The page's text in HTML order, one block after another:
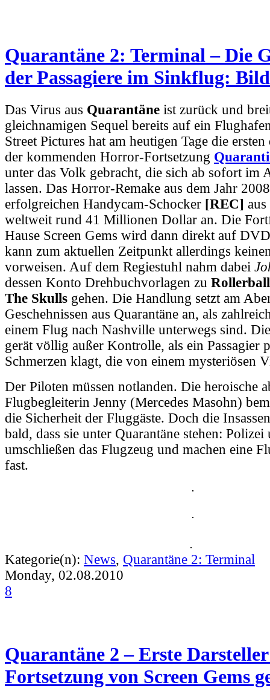
Quarantäne 2: Terminal – Die
der Passagiere im Sinkflug:
Das Virus aus Quarantäne ist zurück und
gleichnamigen Sequel bereits auf ein
Street Pictures hat am heutigen Tage die
der kommenden Horror-Fortsetzung
unter das Volk gebracht, die sich ab sofort im
lassen. Das Horror-Remake aus dem Jahr
erfolgreichen Handycam-Schocker [REC]
weltweit rund 41 Millionen Dollar an. Die
Hause Screen Gems wird dann direkt auf
kann zum aktuellen Zeitpunkt allerdings
vorweisen. Auf dem Regiestuhl nahm dabei
dessen Konto Drehbuchvorlagen zu Rollerball
The Skulls gehen. Die Handlung setzt am
Geschehnissen aus Quarantäne an, als
einem Flug nach Nashville unterwegs sind.
gerät völlig außer Kontrolle, als ein Passagier
Schmerzen klagt, die von einem mysteriösen
Der Piloten müssen notlanden. Die heroische
Flugbegleiterin Jenny (Mercedes Masohn)
die Sicherheit der Fluggäste. Doch die
bald, dass sie unter Quarantäne stehen:
umschließen das Flugzeug und machen eine
fast.
Kategorie(n): News, Quarantäne 2: Terminal
Monday, 02.08.2010
8
Quarantäne 2 – Erste
Fortsetzung von Screen Gems